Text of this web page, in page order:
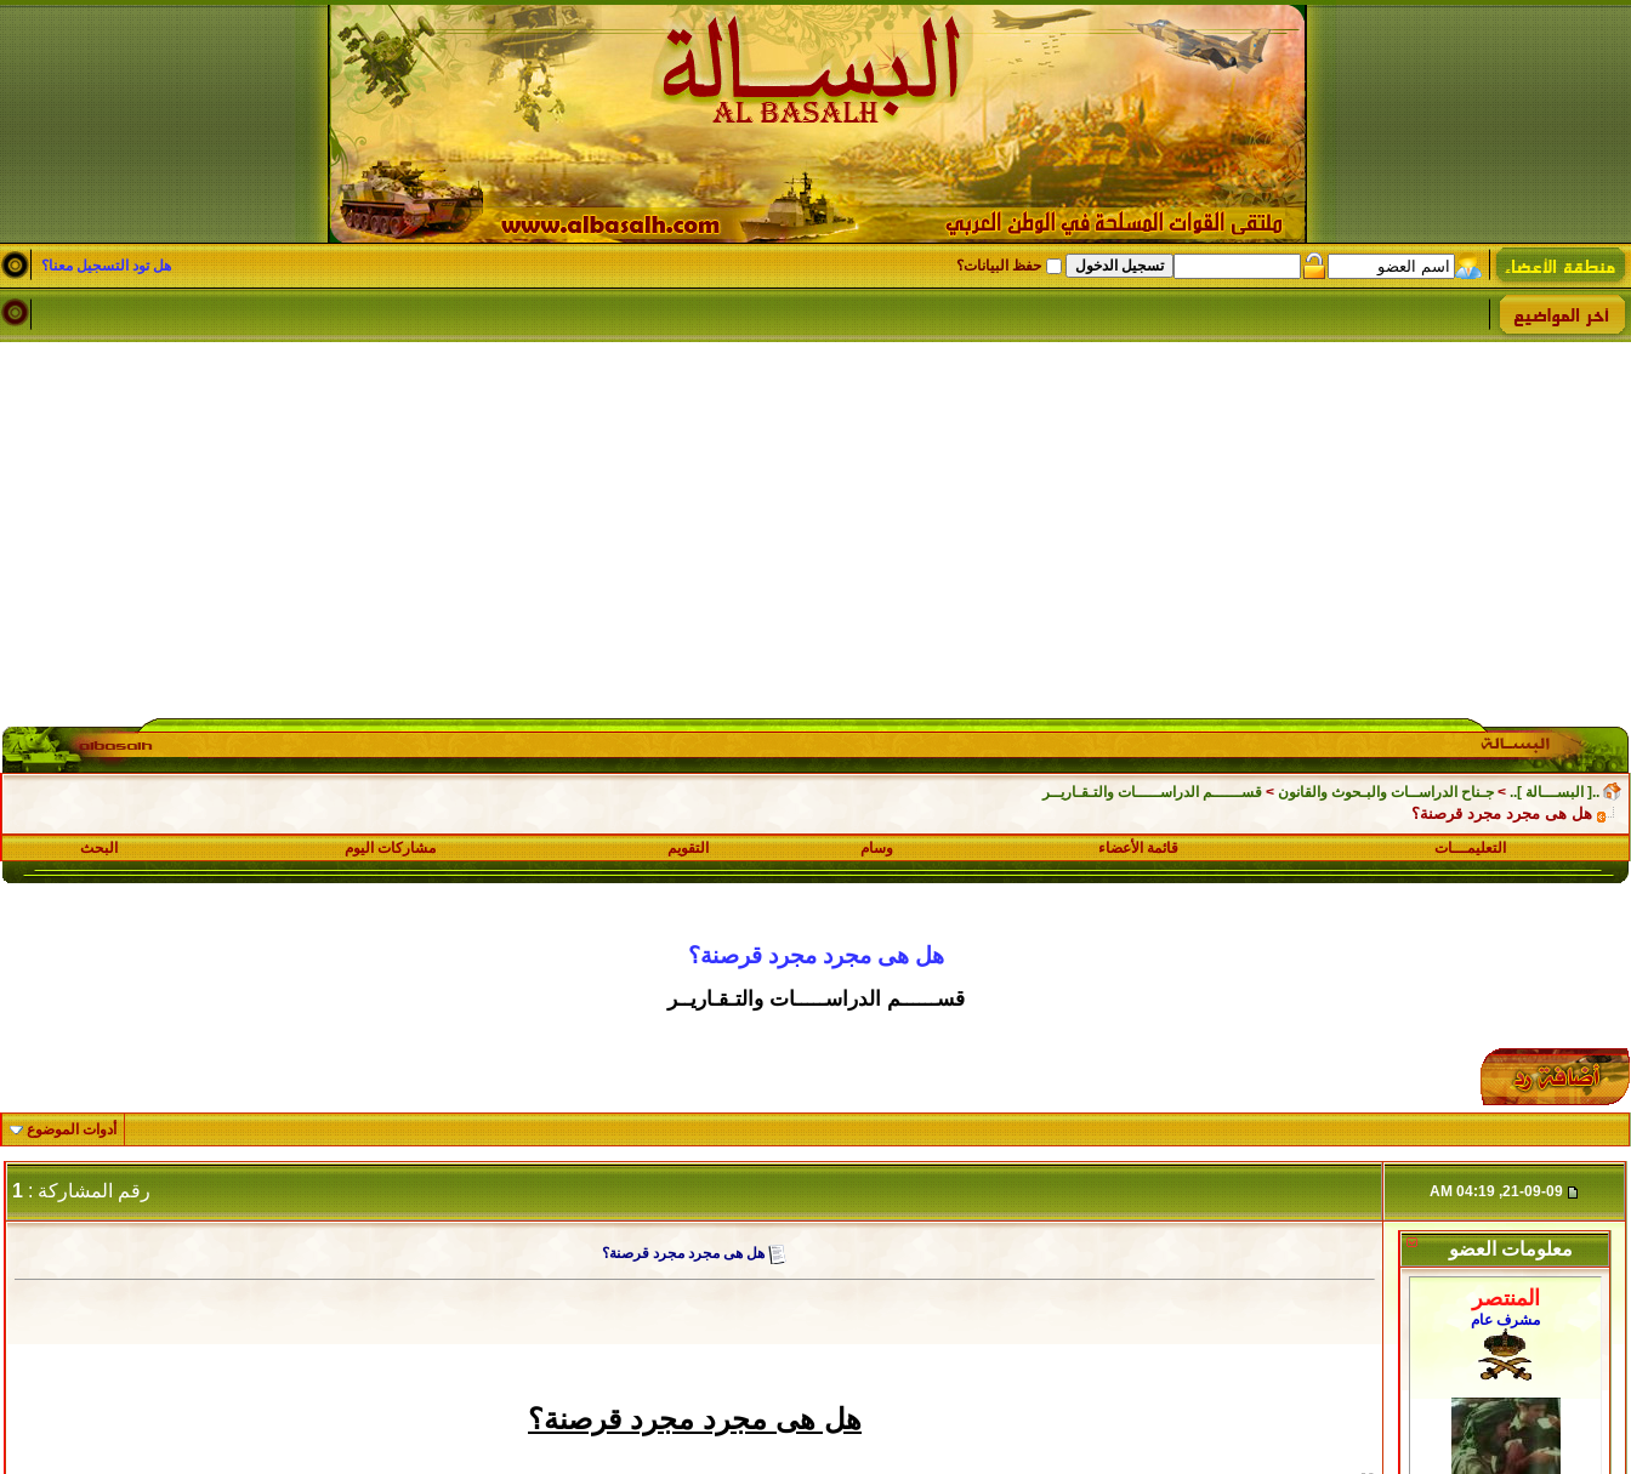
حفظ البيانات؟ هل تود التسجيل معنا؟
..[ البســـالة ].. > جـناح الدراســات والبـحوث والقانون > قســــــم الدراســـــات والتـقـاريــر
هل هى مجرد مجرد قرصنة؟
التعليمـــات قائمة الأعضاء وسام التقويم مشاركات اليوم البحث
هل هى مجرد مجرد قرصنة؟
قســــــم الدراســـــات والتـقـاريــر
أدوات الموضوع
رقم المشاركة : 1
معلومات العضو
المنتصر
مشرف عام
هل هى مجرد مجرد قرصنة؟
هل هى مجرد مجرد قرصنة؟